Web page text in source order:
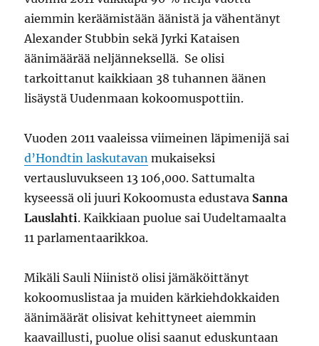
aiemmin keräämistään äänistä ja vähentänyt
Alexander Stubbin sekä Jyrki Kataisen
äänimäärää neljänneksellä. Se olisi
tarkoittanut kaikkiaan 38 tuhannen äänen
lisäystä Uudenmaan kokoomuspottiin.
Vuoden 2011 vaaleissa viimeinen läpimenijä sai
d’Hondtin laskutavan mukaiseksi
vertausluvukseen 13 106,000. Sattumalta
kyseessä oli juuri Kokoomusta edustava Sanna
Lauslahti. Kaikkiaan puolue sai Uudeltamaalta
11 parlamentaarikkoa.
Mikäli Sauli Niinistö olisi jämäköittänyt
kokoomuslistaa ja muiden kärkiehdokkaiden
äänimäärät olisivat kehittyneet aiemmin
kaavaillusti, puolue olisi saanut eduskuntaan